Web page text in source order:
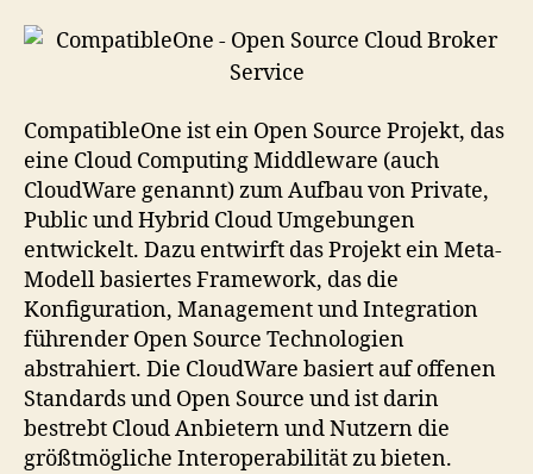
CompatibleOne ist ein Open Source Projekt, das
eine Cloud Computing Middleware (auch
CloudWare genannt) zum Aufbau von Private,
Public und Hybrid Cloud Umgebungen
entwickelt. Dazu entwirft das Projekt ein Meta-
Modell basiertes Framework, das die
Konfiguration, Management und Integration
führender Open Source Technologien
abstrahiert. Die CloudWare basiert auf offenen
Standards und Open Source und ist darin
bestrebt Cloud Anbietern und Nutzern die
größtmögliche Interoperabilität zu bieten.